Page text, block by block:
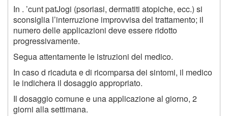
In . ’cunt patJogi (psoriasi, dermatiti atopiche, ecc.) si
sconsiglia l’interruzione improvvisa del trattamento; il
numero delle applicazioni deve essere ridotto
progressivamente.
Segua attentamente le istruzioni del medico.
In caso d ricaduta e di ricomparsa dei sintomi, il medico
le indichera il dosaggio appropriato.
Il dosaggio comune e una applicazione al giorno, 2
giorni alla settimana.